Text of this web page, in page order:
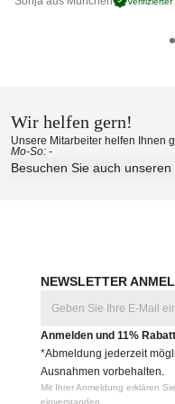
Hersteller:
Barlow Tyrie
Erleben Sie unsere
Ihren eigenen vier
Aktuelle
Wir helfen gern!
Unsere Mitarbeiter helfen Ihnen
Mo-So: -
Besuchen Sie auch unseren
NEWSLETTER
Anmelden und 11%
*Abmeldung jederzeit
Ausnahmen vorbehalten.
Mit Ihrer Anmeldung erklären
einverstanden.